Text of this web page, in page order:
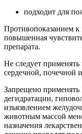
подходит для
Противопоказанием
повышенная
препарата.
Не следует
сердечной, почечной
Запрещено
дегидратации,
изъязвлением
животным массой
назначения